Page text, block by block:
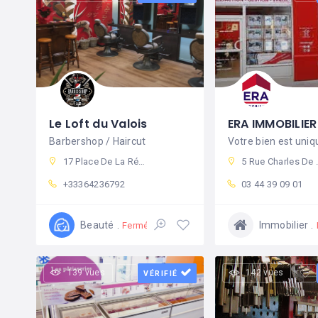
Le Loft du Valois
Barbershop / Haircut
17 Place De La République, 60800 Crépy-en-Valois, France
+33364236792
Beauté Fermé
5 Rue Charles De Gaulle, 60800 Crépy-en-Valois, France
03 44 39 09 01
Immobilier
139 vues VÉRIFIÉ 142 vues